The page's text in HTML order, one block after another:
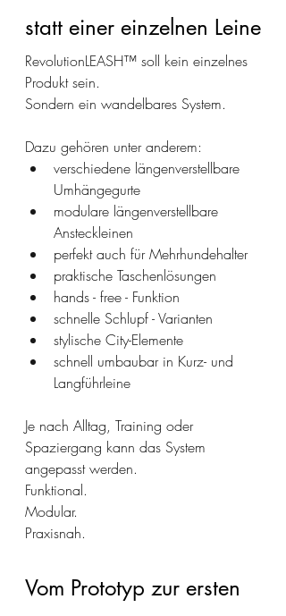
statt einer einzelnen Leine
RevolutionLEASH™ soll kein einzelnes
Produkt sein.
Sondern ein wandelbares System.
Dazu gehören unter anderem:
verschiedene längenverstellbare
Umhängegurte
modulare längenverstellbare
Ansteckleinen
perfekt auch für Mehrhundehalter
praktische Taschenlösungen
hands - free - Funktion
schnelle Schlupf - Varianten
stylische City-Elemente
schnell umbaubar in Kurz- und
Langführleine
Je nach Alltag, Training oder
Spaziergang kann das System
angepasst werden.
Funktional.
Modular.
Praxisnah.
Vom Prototyp zur ersten